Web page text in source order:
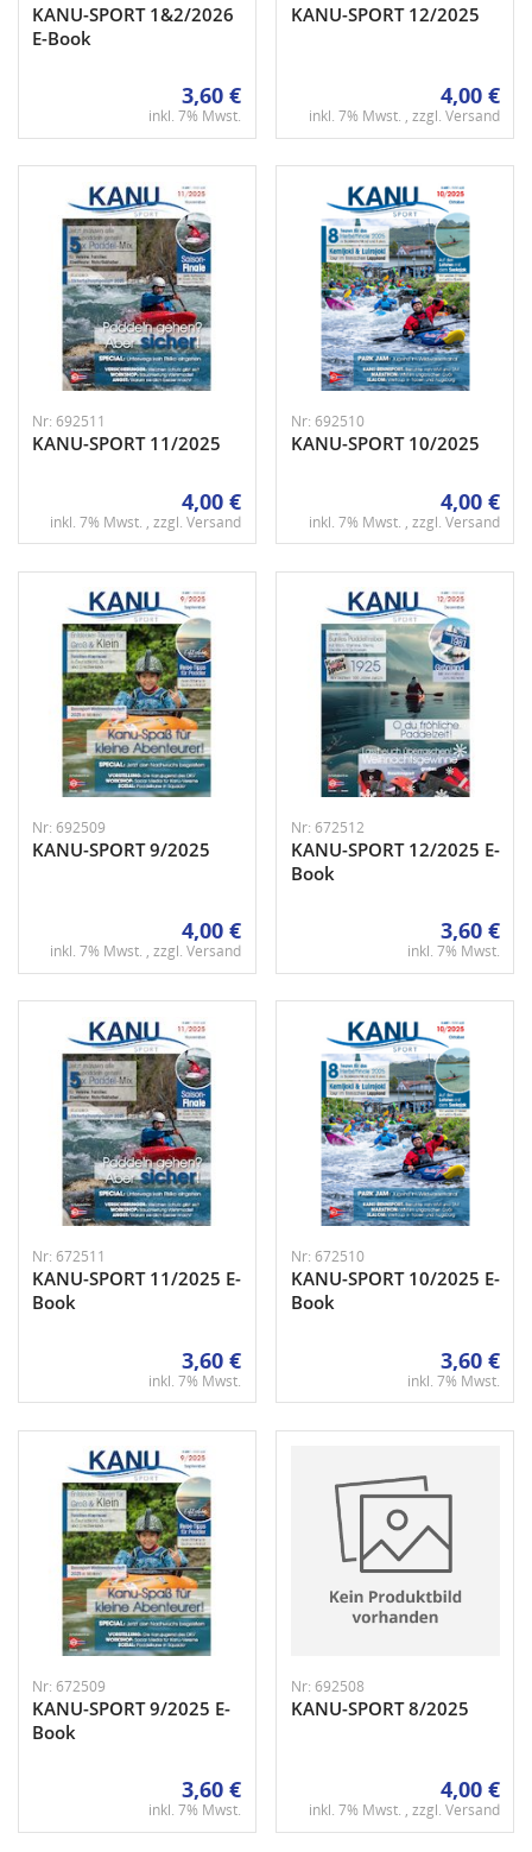
KANU-SPORT 1&2/2026
E-Book
3,60 €
inkl. 7% Mwst.
KANU-SPORT 12/2025
4,00 €
inkl. 7% Mwst. , zzgl. Versand
Nr: 692511
KANU-SPORT 11/2025
4,00 €
inkl. 7% Mwst. , zzgl.Versand
Nr: 692510
KANU-SPORT 10/2025
4,00 €
inkl. 7% Mwst. , zzgl. Versand
Nr: 692509
KANU-SPORT 9/2025
4,00 €
inkl. 7% Mwst. , zzgl.Versand
Nr: 672512
KANU-SPORT 12/2025 E-
Book
3,60 €
inkl. 7% Mwst.
Nr: 672511
KANU-SPORT 11/2025 E-
Book
3,60 €
inkl. 7% Mwst.
Nr: 672510
KANU-SPORT 10/2025 E-
Book
3,60 €
inkl. 7% Mwst.
Nr: 672509
KANU-SPORT 9/2025 E-
Book
3,60 €
inkl. 7% Mwst.
Nr: 692508
KANU-SPORT 8/2025
4,00 €
inkl. 7% Mwst. , zzgl. Versand